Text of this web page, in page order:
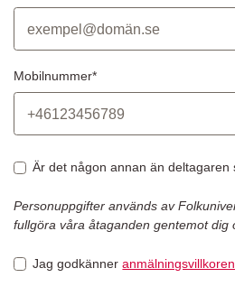
Mobilnummer*
Är det någon annan än deltagaren
Personuppgifter används av
fullgöra våra åtaganden gentemot dig
Jag godkänneranmälningsvillkoren